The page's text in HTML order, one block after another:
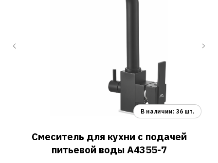
Смеситель для кухни с подачей
питьевой воды A4355-7